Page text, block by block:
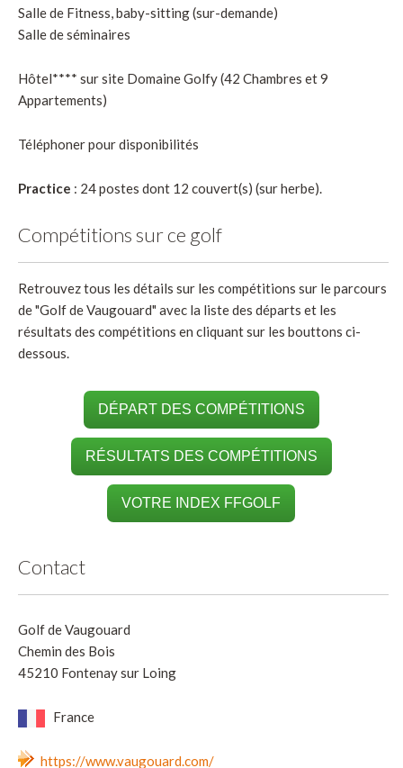
Salle de Fitness, baby-sitting (sur-demande)
Salle de séminaires
Hôtel**** sur site Domaine Golfy (42 Chambres et 9
Appartements)
Téléphoner pour disponibilités
Practice : 24 postes dont 12 couvert(s) (sur herbe).
Compétitions sur ce golf
Retrouvez tous les détails sur les compétitions sur le parcours
de "Golf de Vaugouard" avec la liste des départs et les
résultats des compétitions en cliquant sur les bouttons ci-
dessous.
DÉPART DES COMPÉTITIONS
RÉSULTATS DES COMPÉTITIONS
VOTRE INDEX FFGOLF
Contact
Golf de Vaugouard
Chemin des Bois
45210 Fontenay sur Loing
France
https://www.vaugouard.com/